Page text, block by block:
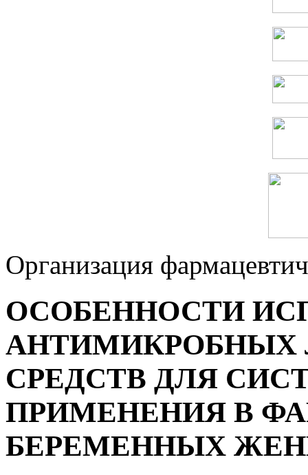
Организация
ОСОБЕННОСТИ
АНТИМИКРОБНЫХ
СРЕДСТВ ДЛЯ
ПРИМЕНЕНИЯ В
БЕРЕМЕННЫХ